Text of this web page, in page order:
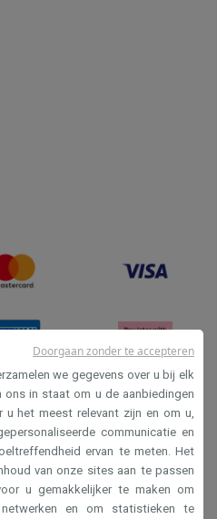
we gegevens over u bij elk
ons in staat om u de aanbiedingen
u het meest relevant zijn en om u,
communicatie en
ervan te meten. Het
van onze sites aan te passen
u gemakkelijker te maken om
en om statistieken te
Doorgaan zonder te accepteren